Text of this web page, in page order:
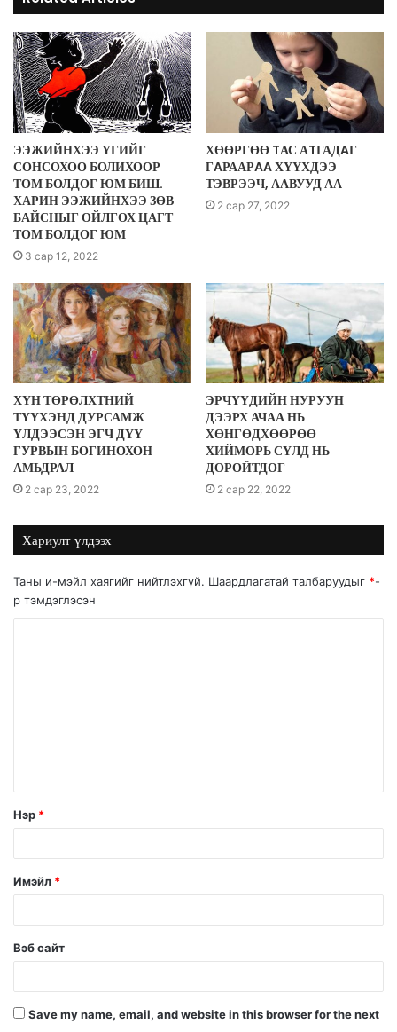
ЭЭЖИЙНХЭЭ ҮГИЙГ
СОНСОХОО БОЛИХООР
ТОМ БОЛДОГ ЮМ БИШ.
ХАРИН ЭЭЖИЙНХЭЭ ЗӨВ
БАЙСНЫГ ОЙЛГОХ ЦАГТ
ТОМ БОЛДОГ ЮМ
3 сар 12, 2022
ХӨӨРГӨӨ TАС АTГАДAГ
ГAРААРAA ХҮҮХДЭЭ
ТЭВРЭЭЧ, ААВУУД АА
2 сар 27, 2022
ХҮН ТӨРӨЛХТНИЙ
ТҮҮХЭНД ДУРСАМЖ
ҮЛДЭЭСЭН ЭГЧ ДҮҮ
ГУРВЫН БОГИНОХОН
АМЬДРАЛ
2 сар 23, 2022
ЭРЧҮҮДИЙН НУРУУН
ДЭЭРХ АЧАА НЬ
ХӨНГӨДХӨӨРӨӨ
ХИЙМОРЬ СҮЛД НЬ
ДОРОЙТДОГ
2 сар 22, 2022
Хариулт үлдээх
Таны и-мэйл хаягийг нийтлэхгүй. Шаардлагатай талбаруудыг *-
р тэмдэглэсэн
Нэр *
Имэйл *
Вэб сайт
Save my name, email, and website in this browser for the next